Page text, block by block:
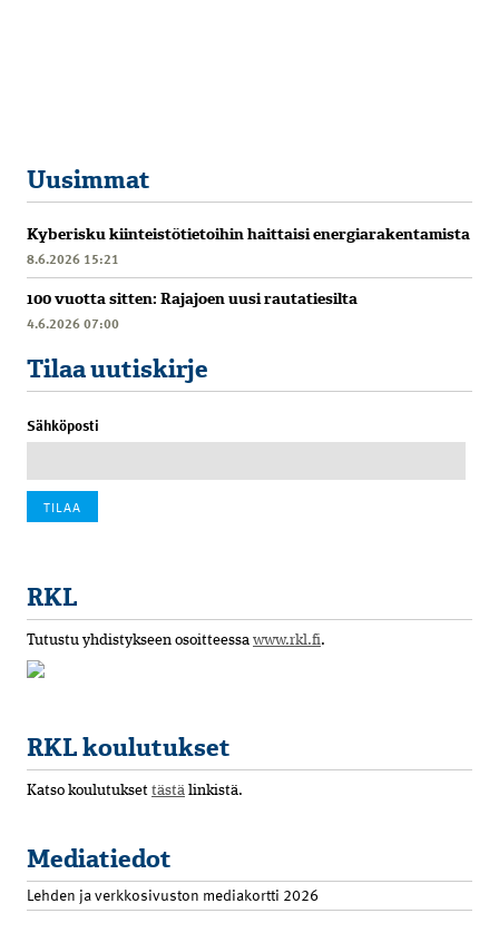
Uusimmat
Kyberisku kiinteistötietoihin haittaisi energiarakentamista
8.6.2026 15:21
100 vuotta sitten: Rajajoen uusi rautatiesilta
4.6.2026 07:00
Tilaa uutiskirje
Sähköposti
RKL
Tutustu yhdistykseen osoitteessa www.rkl.fi.
RKL koulutukset
Katso koulutukset tästä linkistä.
Mediatiedot
Lehden ja verkkosivuston mediakortti 2026